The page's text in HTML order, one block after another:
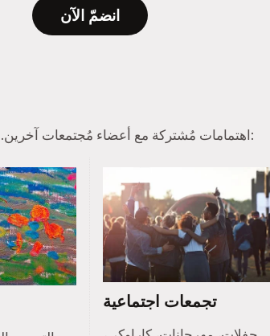
انضمّ الآن
عادة ما يجد أعضاء Tinder اهتمامات مُشتركة مع أعضاء مُجتمعات آخرين. إليك بعض النشاطات الشائعة:
تجمعات اجتماعية